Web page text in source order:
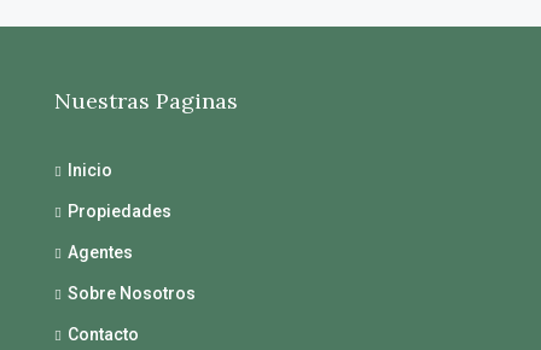
Nuestras Paginas
Inicio
Propiedades
Agentes
Sobre Nosotros
Contacto